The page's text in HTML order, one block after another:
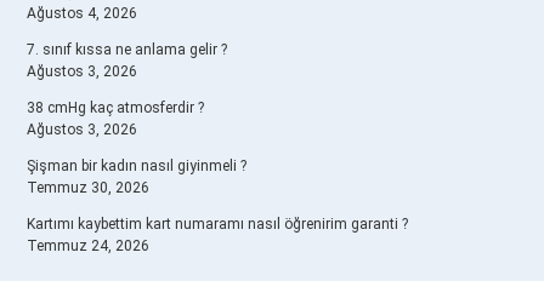
Ağustos 4, 2026
7. sınıf kıssa ne anlama gelir ?
Ağustos 3, 2026
38 cmHg kaç atmosferdir ?
Ağustos 3, 2026
Şişman bir kadın nasıl giyinmeli ?
Temmuz 30, 2026
Kartımı kaybettim kart numaramı nasıl öğrenirim garanti ?
Temmuz 24, 2026